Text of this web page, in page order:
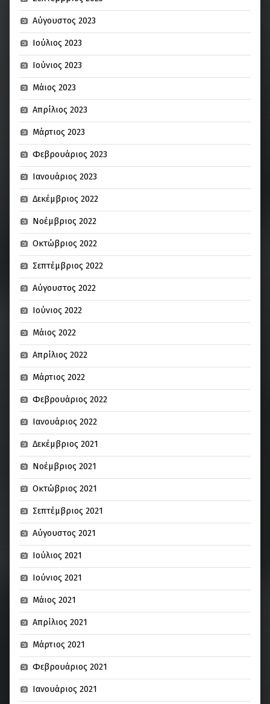
Αύγουστος 2023
Ιούλιος 2023
Ιούνιος 2023
Μάιος 2023
Απρίλιος 2023
Μάρτιος 2023
Φεβρουάριος 2023
Ιανουάριος 2023
Δεκέμβριος 2022
Νοέμβριος 2022
Οκτώβριος 2022
Σεπτέμβριος 2022
Αύγουστος 2022
Ιούνιος 2022
Μάιος 2022
Απρίλιος 2022
Μάρτιος 2022
Φεβρουάριος 2022
Ιανουάριος 2022
Δεκέμβριος 2021
Νοέμβριος 2021
Οκτώβριος 2021
Σεπτέμβριος 2021
Αύγουστος 2021
Ιούλιος 2021
Ιούνιος 2021
Μάιος 2021
Απρίλιος 2021
Μάρτιος 2021
Φεβρουάριος 2021
Ιανουάριος 2021